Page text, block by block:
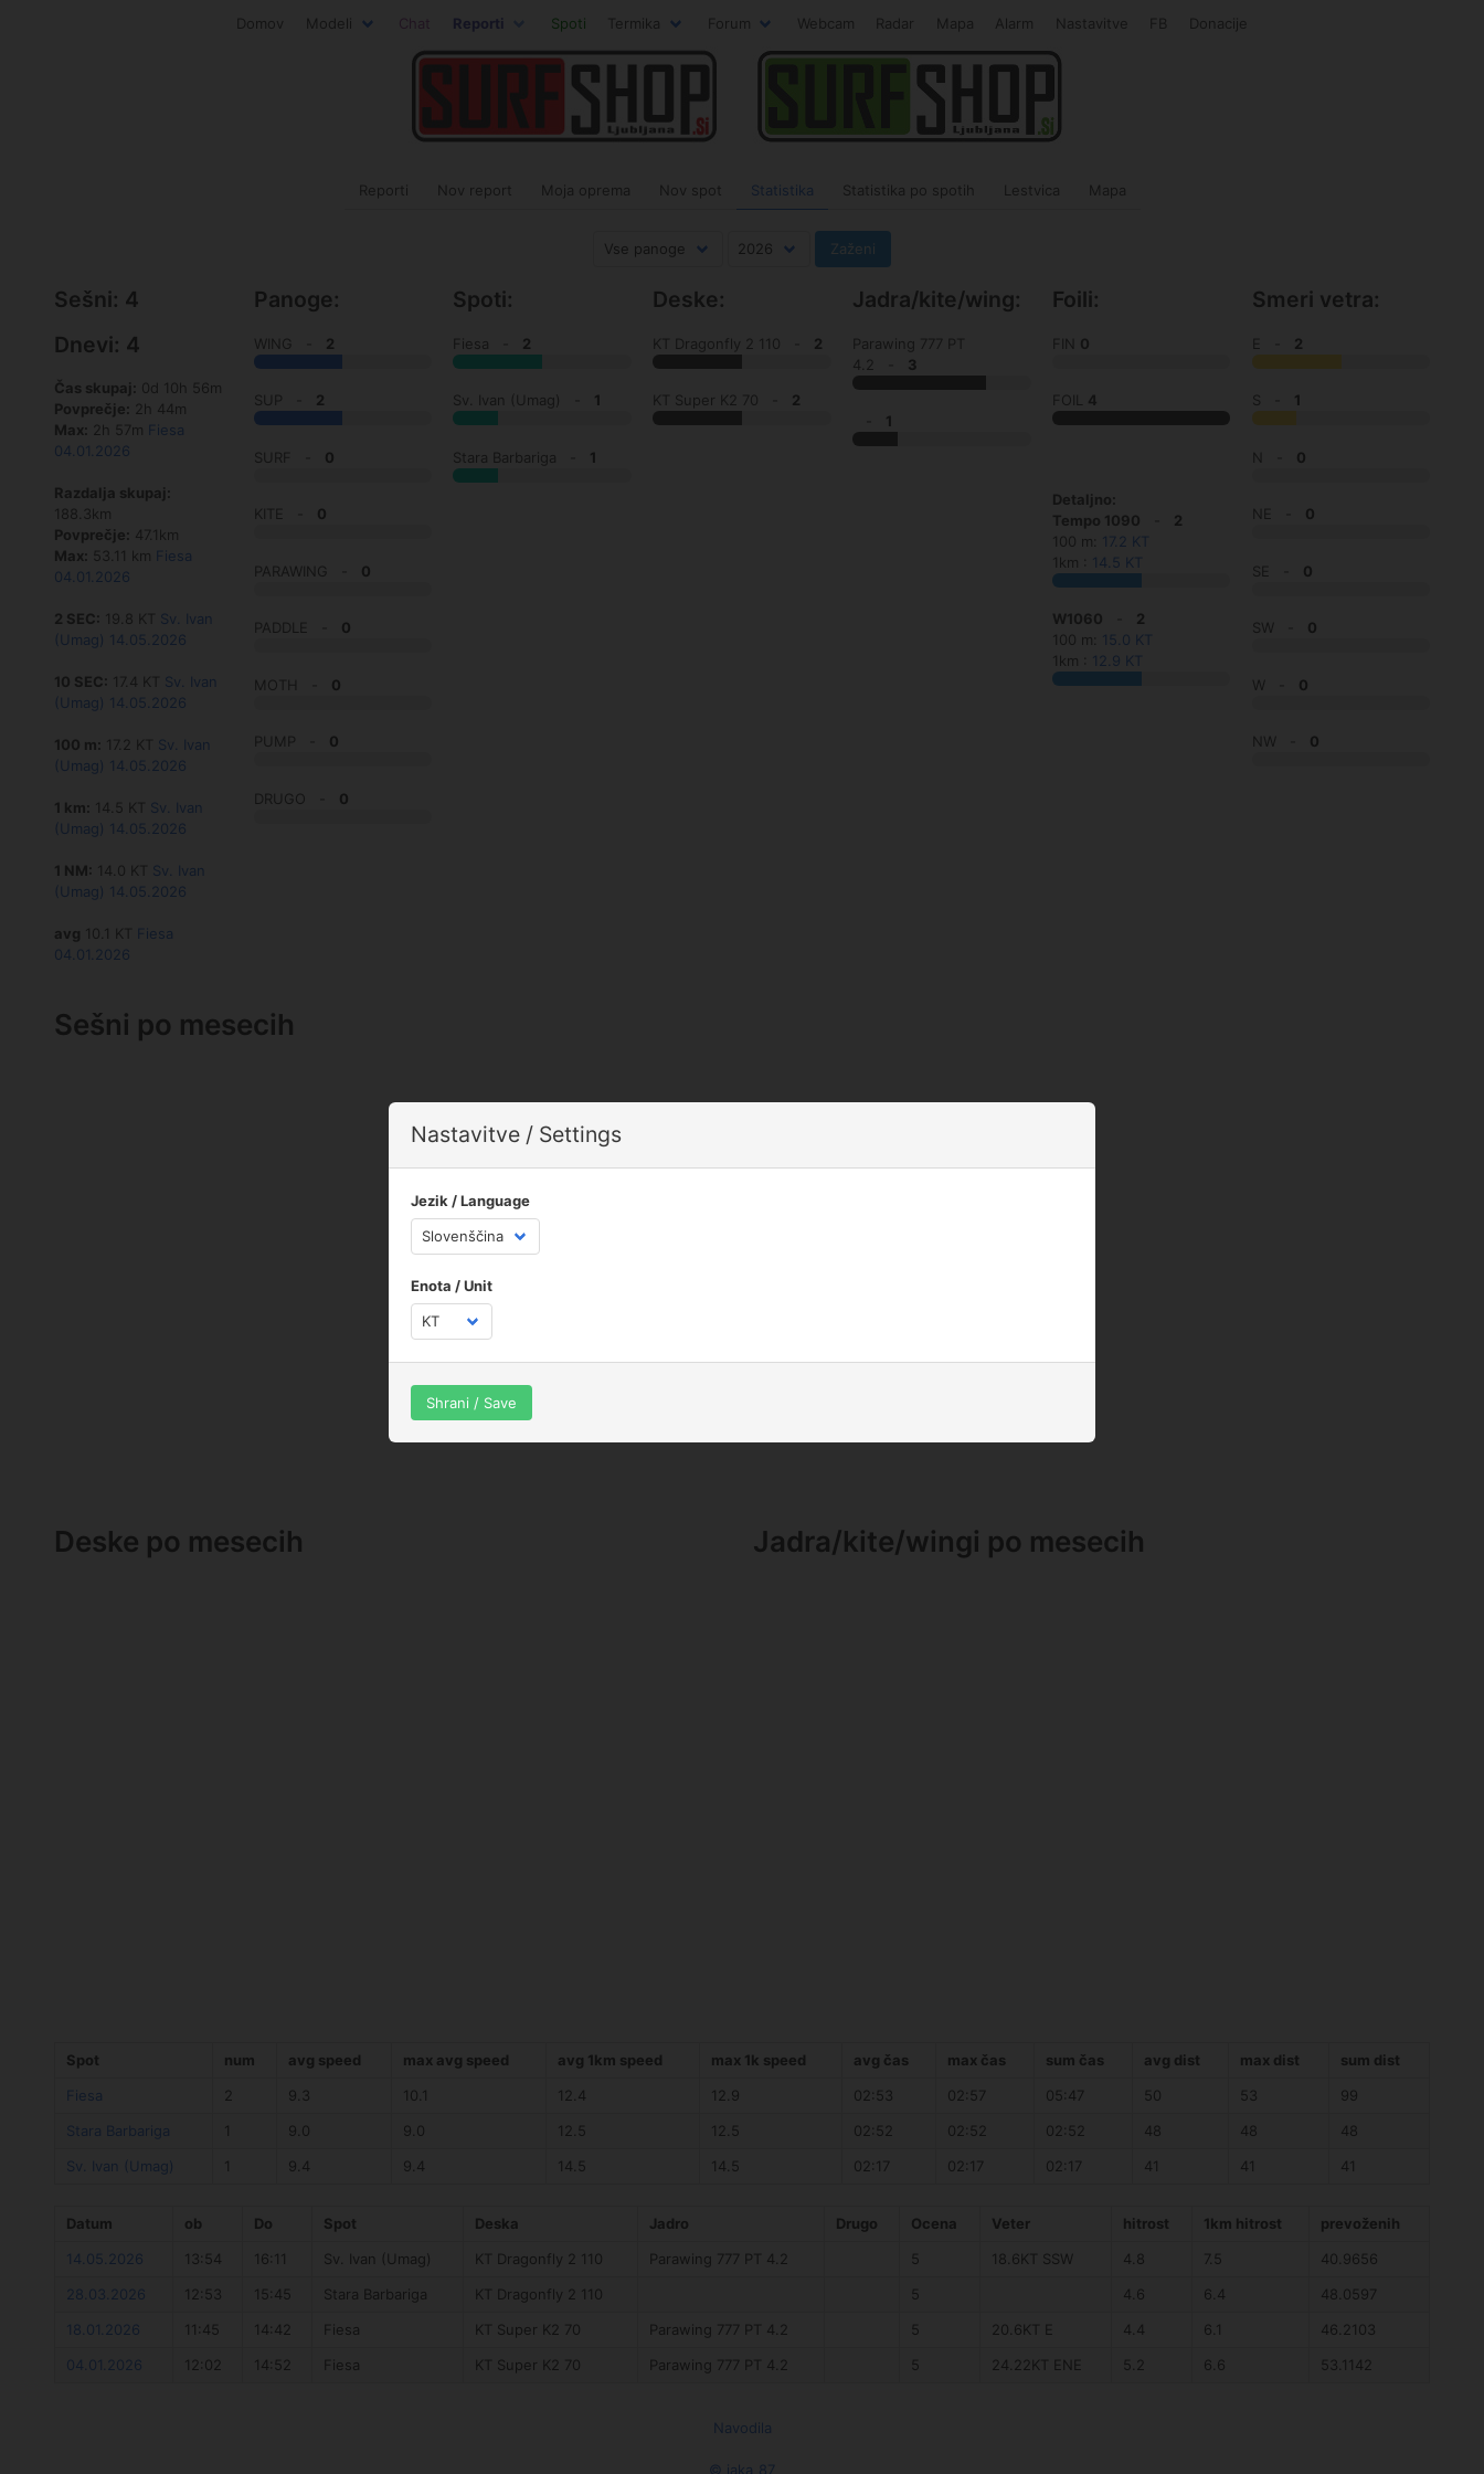
Domov Modeli Chat Reporti Spoti Termika Forum Webcam Radar Mapa Alarm Nastavitve FB Donacije
Nastavitve / Settings
Jezik / Language
Enota / Unit
Shrani / Save
Reporti Nov report Moja oprema Nov spot Statistika Statistika po spotih Lestvica Mapa
Sešni: 4
Dnevi: 4
Čas skupaj: 0d 10h 56m
Povprečje: 2h 44m
Max: 2h 57m Fiesa
04.01.2026
Razdalja skupaj:
188.3km
Povprečje: 47.1km
Max: 53.11 km Fiesa
04.01.2026
2 SEC: 19.8 KT Sv. Ivan
(Umag) 14.05.2026
10 SEC: 17.4 KT Sv. Ivan
(Umag) 14.05.2026
100 m: 17.2 KT Sv. Ivan
(Umag) 14.05.2026
1 km: 14.5 KT Sv. Ivan
(Umag) 14.05.2026
1 NM: 14.0 KT Sv. Ivan
(Umag) 14.05.2026
avg 10.1 KT Fiesa
04.01.2026
Panoge:
WING - 2
SUP - 2
SURF - 0
KITE - 0
PARAWING - 0
PADDLE - 0
MOTH - 0
PUMP - 0
DRUGO - 0
Spoti:
Fiesa - 2
Sv. Ivan (Umag) - 1
Stara Barbariga - 1
Deske:
KT Dragonfly 2 110 - 2
KT Super K2 70 - 2
Jadra/kite/wing:
Parawing 777 PT
4.2 - 3
1
Foili:
FIN 0
FOIL 4
Detaljno:
Tempo 1090
2
100 m:
17.2 KT
1km :
14.5 KT
W1060
2
100 m:
15.0 KT
1km :
12.9 KT
Smeri vetra:
2
S - 1
N - 0
NE - 0
SE - 0
SW - 0
W - 0
NW - 0
Sešni po mesecih
Deske po mesecih Jadra/kite/wingi po mesecih
Spot num avg speed max avg speed avg 1km speed max 1k speed avg čas max čas sum čas avg dist max dist
sum dist
Fiesa
2 9.3 10.1 12.4 12.9 02:53 02:57 05:47 50 53
99
Stara Barbariga
1 9.0 9.0 12.5 12.5 02:52 02:52 02:52 48 48
48
Sv. Ivan (Umag)
1 9.4 9.4 14.5 14.5 02:17 02:17 02:17 41 41 41
Datum ob Do Spot Deska Jadro Drugo Ocena Veter hitrost 1km hitrost
prevoženih
14.05.2026
13:54 16:11 Sv. Ivan (Umag) KT Dragonfly 2 110 Parawing 777 PT 4.2 5 18.6KT SSW 4.8 7.5
40.9656
28.03.2026
12:53 15:45 Stara Barbariga KT Dragonfly 2 110 5 4.6 6.4
48.0597
18.01.2026
11:45 14:42 Fiesa KT Super K2 70 Parawing 777 PT 4.2 5 20.6KT E 4.4 6.1
46.2103
04.01.2026
12:02 14:52 Fiesa KT Super K2 70 Parawing 777 PT 4.2 5 24.22KT ENE 5.2 6.6 53.1142
Navodila
© jaka_87